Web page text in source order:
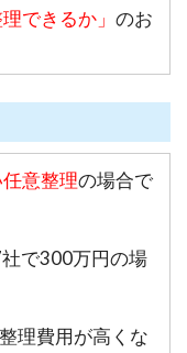
できるか」 のお
意整理の場合で
で300万円の場
理費用が高くな